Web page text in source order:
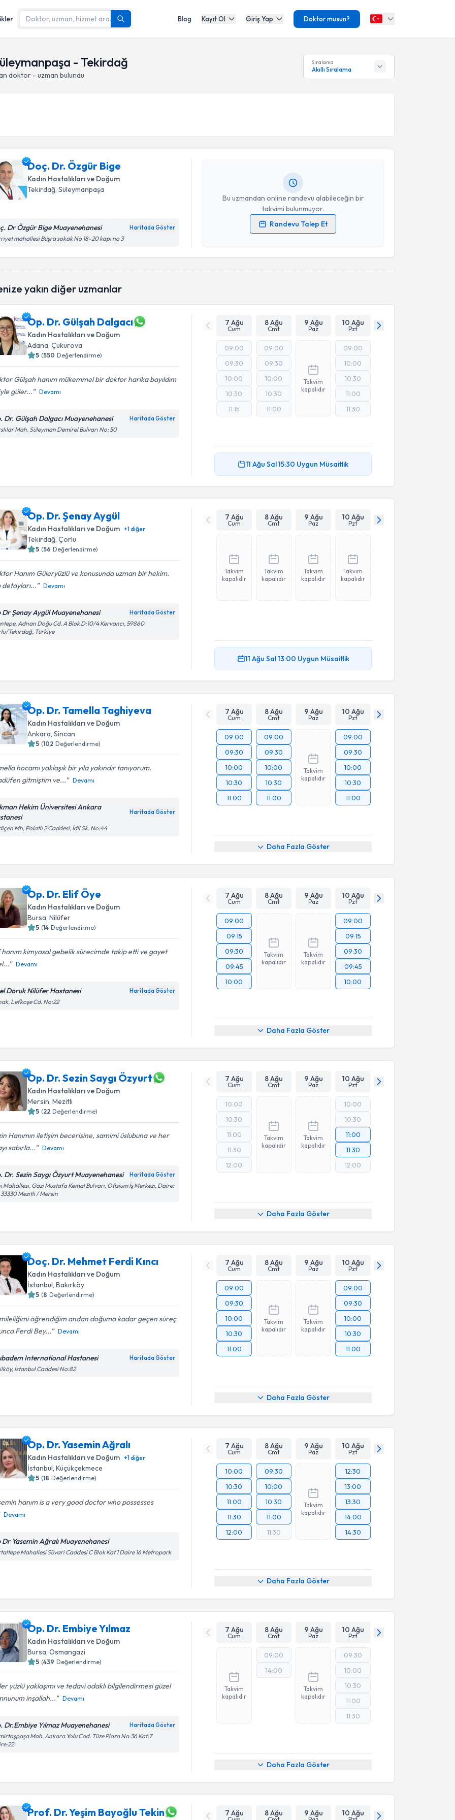
Blog Kayıt Ol Giriş Yap Doktor musun?
- Tekirdağ
doktor - uzman bulundu
Sıralama
Akıllı Sıralama
Doç. Dr. Özgür Bige
Kadın Hastalıkları ve Doğum
Tekirdağ, Süleymanpaşa
Dr Özgür Bige Muayenehanesi Haritada Göster
mahallesi Büşra sokak No 18-20 kapı no 3
Bu uzmandan online randevu alabileceğin bir
takvimi bulunmuyor.
Randevu Talep Et
Kişisel verilerimin işlenmesine ilişkinAydınlatma Metni
işlenmesini kabul ediyorum.
yakın diğer uzmanlar
Op. Dr. Gülşah Dalgacı
Kadın Hastalıkları ve Doğum
Adana, Çukurova
5 (550 Değerlendirme)
Gülşah hanım mükemmel bir doktor harika bayıldım
güler...
Devamı
Dr. Gülşah Dalgacı Muayenehanesi Haritada Göster
Mah. Süleyman Demirel Bulvarı No: 50
7 Ağu
Cum
8 Ağu
Cmt
9 Ağu
Paz
10 Ağu
Pzt
09:00
09:30
10:00
10:30
11:15
09:00
09:30
10:00
10:30
11:00
Takvim
kapalıdır
09:00
10:00
10:30
11:00
11:30
11 Ağu Sal15:30 Uygun Müsaitlik
Op. Dr. Şenay Aygül
Kadın Hastalıkları ve Doğum +1diğer
Tekirdağ, Çorlu
5 (56 Değerlendirme)
Hanım Güleryüzlü ve konusunda uzman bir hekim.
detayları...
Devamı
Dr Şenay Aygül Muayenehanesi Haritada Göster
Adnan Doğu Cd. A Blok D:10/4 Kervancı, 59860
Tekirdağ, Türkiye
7 Ağu
Cum
8 Ağu
Cmt
9 Ağu
Paz
10 Ağu
Pzt
Takvim
kapalıdır
Takvim
kapalıdır
Takvim
kapalıdır
Takvim
kapalıdır
11 Ağu Sal13:00 Uygun Müsaitlik
Op. Dr. Tamella Taghiyeva
Kadın Hastalıkları ve Doğum
Ankara, Sincan
5 (102 Değerlendirme)
hocamı yaklaşık bir yıla yakındır tanıyorum.
gitmiştim ve...
Devamı
Hekim Üniversitesi Ankara
Haritada Göster
Mh, Polatlı 2 Caddesi, İdil Sk. No:44
7 Ağu
Cum
8 Ağu
Cmt
9 Ağu
Paz
10 Ağu
Pzt
09:00
09:30
10:00
10:30
11:00
09:00
09:30
10:00
10:30
11:00
Takvim
kapalıdır
09:00
09:30
10:00
10:30
11:00
Daha Fazla Göster
Op. Dr. Elif Öye
Kadın Hastalıkları ve Doğum
Bursa , Nilüfer
5 (14 Değerlendirme)
hanım kimyasal gebelik sürecimde takip etti ve gayet
Devamı
Doruk Nilüfer Hastanesi Haritada Göster
Lefkoşe Cd. No:22
7 Ağu
Cum
8 Ağu
Cmt
9 Ağu
Paz
10 Ağu
Pzt
09:00
09:15
09:30
09:45
10:00
Takvim
kapalıdır
Takvim
kapalıdır
09:00
09:15
09:30
09:45
10:00
Daha Fazla Göster
Op. Dr. Sezin Saygı Özyurt
Kadın Hastalıkları ve Doğum
Mersin, Mezitli
5 (22 Değerlendirme)
Hanımın iletişim becerisine, samimi üslubuna ve her
sabırla...
Devamı
Dr. Sezin Saygı Özyurt Muayenehanesi Haritada Göster
Mahallesi, Gazi Mustafa Kemal Bulvarı, Ofisium İş Merkezi, Daire:
Mezitli / Mersin
7 Ağu
Cum
8 Ağu
Cmt
9 Ağu
Paz
10 Ağu
Pzt
10:00
10:30
11:00
11:30
12:00
Takvim
kapalıdır
Takvim
kapalıdır
10:00
10:30
11:00
11:30
12:00
Daha Fazla Göster
Doç. Dr. Mehmet Ferdi Kıncı
Kadın Hastalıkları ve Doğum
İstanbul , Bakırköy
5 (8 Değerlendirme)
öğrendiğim andan doğuma kadar geçen süreç
Ferdi Bey...
Devamı
International Hastanesi Haritada Göster
İstanbul Caddesi No:82
7 Ağu
Cum
8 Ağu
Cmt
9 Ağu
Paz
10 Ağu
Pzt
09:00
09:30
10:00
10:30
11:00
Takvim
kapalıdır
Takvim
kapalıdır
09:00
09:30
10:00
10:30
11:00
Daha Fazla Göster
Op. Dr. Yasemin Ağralı
Kadın Hastalıkları ve Doğum +1diğer
İstanbul, Küçükçekmece
5 (18 Değerlendirme)
hanım is a very good doctor who possesses
Devamı
Dr Yasemin Ağralı Muayenehanesi
Mahallesi Süvari Caddesi C Blok Kat 1 Daire 16 Metropark
7 Ağu
Cum
8 Ağu
Cmt
9 Ağu
Paz
10 Ağu
Pzt
10:00
10:30
11:00
11:30
12:00
09:30
10:00
10:30
11:00
11:30
Takvim
kapalıdır
12:30
13:00
13:30
14:00
14:30
Daha Fazla Göster
Op. Dr. Embiye Yılmaz
Kadın Hastalıkları ve Doğum
Bursa , Osmangazi
5 (439 Değerlendirme)
yüzlü yaklaşımı ve tedavi odaklı bilgilendirmesi güzel
inşallah...
Devamı
Dr.Embiye Yılmaz Muayenehanesi Haritada Göster
Mah. Ankara Yolu Cad. Tüze Plaza No:36 Kat:7
7 Ağu
Cum
8 Ağu
Cmt
9 Ağu
Paz
10 Ağu
Pzt
Takvim
kapalıdır
09:00
14:00
Takvim
kapalıdır
09:30
10:00
10:30
11:00
11:30
Daha Fazla Göster
Prof. Dr. Yeşim Bayoğlu Tekin 7 Ağu 8 Ağu 9 Ağu 10 Ağu